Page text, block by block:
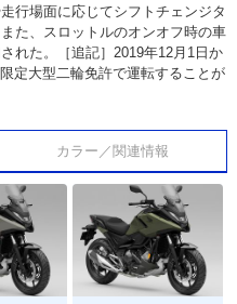
行場面に応じてシフトチェンジタ
た、スロットルのオンオフ時の車
れた。［追記］2019年12月1日か
定大型二輪免許で運転することが
カラー／関連情報